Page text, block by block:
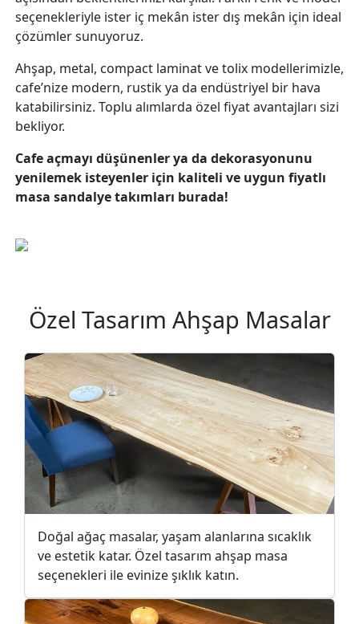
seçenekleriyle ister iç mekân ister dış mekân için ideal
çözümler sunuyoruz.
Ahşap, metal, compact laminat ve tolix modellerimizle,
cafe’nize modern, rustik ya da endüstriyel bir hava
katabilirsiniz. Toplu alımlarda özel fiyat avantajları sizi
bekliyor.
Cafe açmayı düşünenler ya da dekorasyonunu
yenilemek isteyenler için kaliteli ve uygun fiyatlı
masa sandalye takımları burada!
Özel Tasarım Ahşap Masalar
Doğal ağaç masalar, yaşam alanlarına sıcaklık
ve estetik katar. Özel tasarım ahşap masa
seçenekleri ile evinize şıklık katın.